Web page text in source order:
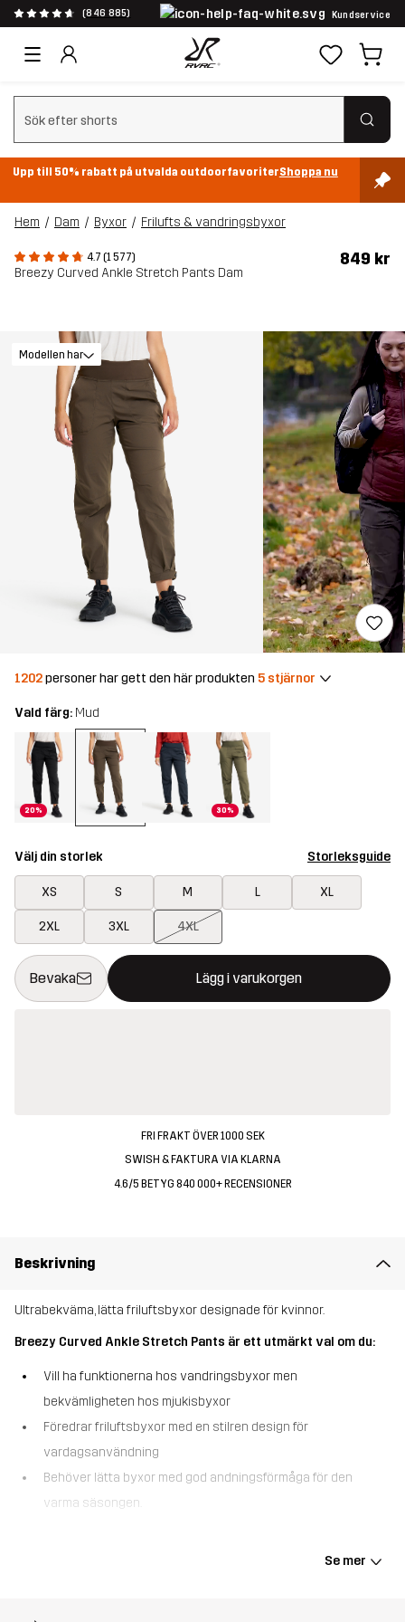
(846 885) Kundservice
Rensa sök
Upp till 50% rabatt på utvalda outdoorfavoriterShoppa nu
Hem Dam Byxor Frilufts & vandringsbyxor
4.7 (1 577)
Breezy Curved Ankle Stretch Pants Dam
849 kr
Modellen har
1202personer har gett den här produkten 5 stjärnor
Vald färg: Mud
20% 30%
Välj din storlek Storleksguide
XS S M L XL
2XL 3XL 4XL
Bevaka Lägg i varukorgen
Denna knapp kommer att öppna en modal som bekräftar en ny
{{size}} inte tillgänglig
FRI FRAKT ÖVER 1000 SEK
SWISH & FAKTURA VIA KLARNA
4.6/5 BETYG 840 000+ RECENSIONER
Beskrivning
Ultrabekväma, lätta friluftsbyxor designade för kvinnor.
Breezy Curved Ankle Stretch Pants är ett utmärkt val om du:
Vill ha funktionerna hos vandringsbyxor men
bekvämligheten hos mjukisbyxor
Föredrar friluftsbyxor med en stilren design för
vardagsanvändning
Behöver lätta byxor med god andningsförmåga för den
varma säsongen.
vandringsbyxa - de är tillverkade speciellt för kvinnor med målet
Se mer